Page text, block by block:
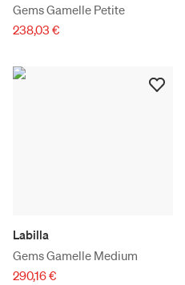
Gems Gamelle Petite
238,03 €
Labilla
Gems Gamelle Medium
290,16 €